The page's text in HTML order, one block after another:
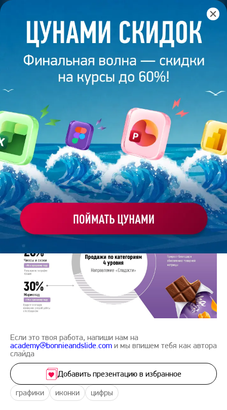
Главная /Банк слайдов / Презентация 67 – Выпускник
академии презентаций
ПРЕЗЕНТАЦИЯ 67 - ВЫПУСКНИК
АКАДЕМИИ ПРЕЗЕНТАЦИЙ
Моё избранное
Работа
студента
ХОЧУ ЗАКАЗАТЬ ТАКУЮ ПРЕЗЕНТАЦИЮ
Если это твоя работа, напиши нам на
academy@bonnieandslide.com и мы впишем тебя как автора
слайда
графики иконки цифры
Добавить презентацию в избранное